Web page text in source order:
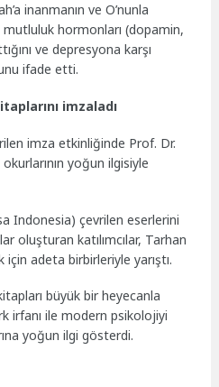
inanmanın ve O’nunla
hormonları (dopamin,
ve depresyona karşı
ifade etti.
imzaladı
imza etkinliğinde Prof. Dr.
yoğun ilgisiyle
Indonesia) çevrilen eserlerini
oluşturan katılımcılar, Tarhan
adeta birbirleriyle yarıştı.
büyük bir heyecanla
irfanı ile modern psikolojiyi
yoğun ilgi gösterdi.